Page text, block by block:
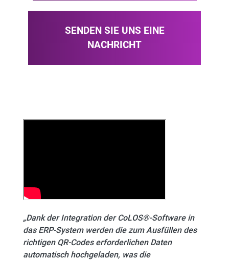
SENDEN SIE UNS EINE
NACHRICHT
„Dank der Integration der CoLOS®-Software in
das ERP-System werden die zum Ausfüllen des
richtigen QR-Codes erforderlichen Daten
automatisch hochgeladen, was die